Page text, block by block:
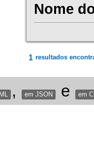
Nome
1 resultados
, em JSON e em